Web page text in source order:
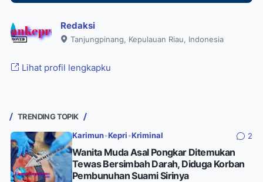
Redaksi
Tanjungpinang, Kepulauan Riau, Indonesia
Lihat profil lengkapku
TRENDING TOPIK
Karimun•Kepri •Kriminal 2
Wanita Muda Asal Pongkar Ditemukan
Tewas Bersimbah Darah, Diduga Korban
Pembunuhan Suami Sirinya